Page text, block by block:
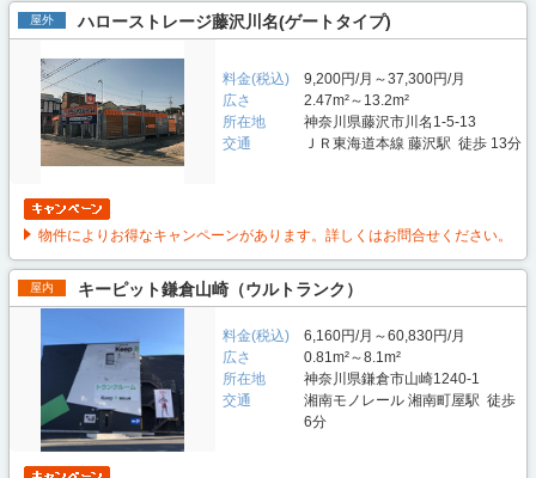
屋外 ハローストレージ藤沢川名(ゲートタイプ)
料金(税込)
9,200円/月～37,300円/月
広さ
2.47m²～13.2m²
所在地
神奈川県藤沢市川名1-5-13
交通
ＪＲ東海道本線 藤沢駅 徒歩 13分
物件によりお得なキャンペーンがあります。詳しくはお問合せください。
屋内 キーピット鎌倉山崎（ウルトランク）
料金(税込)
6,160円/月～60,830円/月
広さ
0.81m²～8.1m²
所在地
神奈川県鎌倉市山崎1240-1
交通
湘南モノレール 湘南町屋駅 徒歩
6分